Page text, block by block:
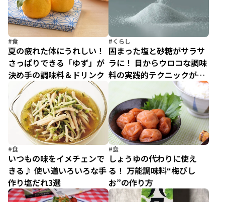
#食
夏の疲れた体にうれしい！
さっぱりできる「ゆず」が
決め手の調味料＆ドリンク
#くらし
固まった塩と砂糖がサラサ
ラに！ 目からウロコな調味
料の実践的テクニックが話
題
#食
いつもの味をイメチェンで
きる♪ 使い道いろいろな手
作り塩だれ3選
#食
しょうゆの代わりに使え
る！ 万能調味料“梅びし
お”の作り方